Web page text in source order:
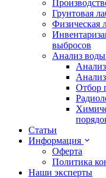
Грунтовая
Физическая
выбросов
Анализ воды
Отбор
Статьи
Информация
Оферта
Политика
Наши эксперты